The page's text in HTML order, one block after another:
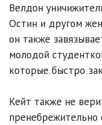
Велдон
Остин и другом
он также
молодой
которые быстро
Кейт также не
пренебрежительно